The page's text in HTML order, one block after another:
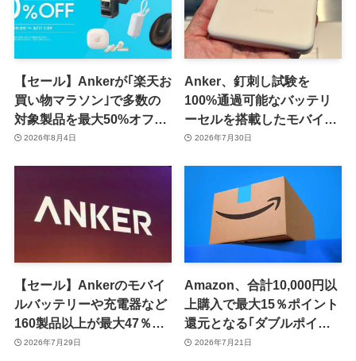
【セール】Ankerが｢楽天お
買い物マラソン｣で多数の
対象製品を最大50%オフで
販売するセールを開催中
2026年8月4日
Anker、釘刺し試験を
100%通過可能なバッテリ
ーセルを搭載したモバイル
バッテリー｢Anker Nano
Plus)｣の一般販売を開始
2026年7月30日
【セール】Ankerのモバイ
ルバッテリーや充電器など
160製品以上が最大47％オ
フに
2026年7月29日
Amazon、合計10,000円以
上購入で最大15％ポイント
還元となる｢ダブルポイン
ト Rush｣キャンペーンを開
2026年7月21日